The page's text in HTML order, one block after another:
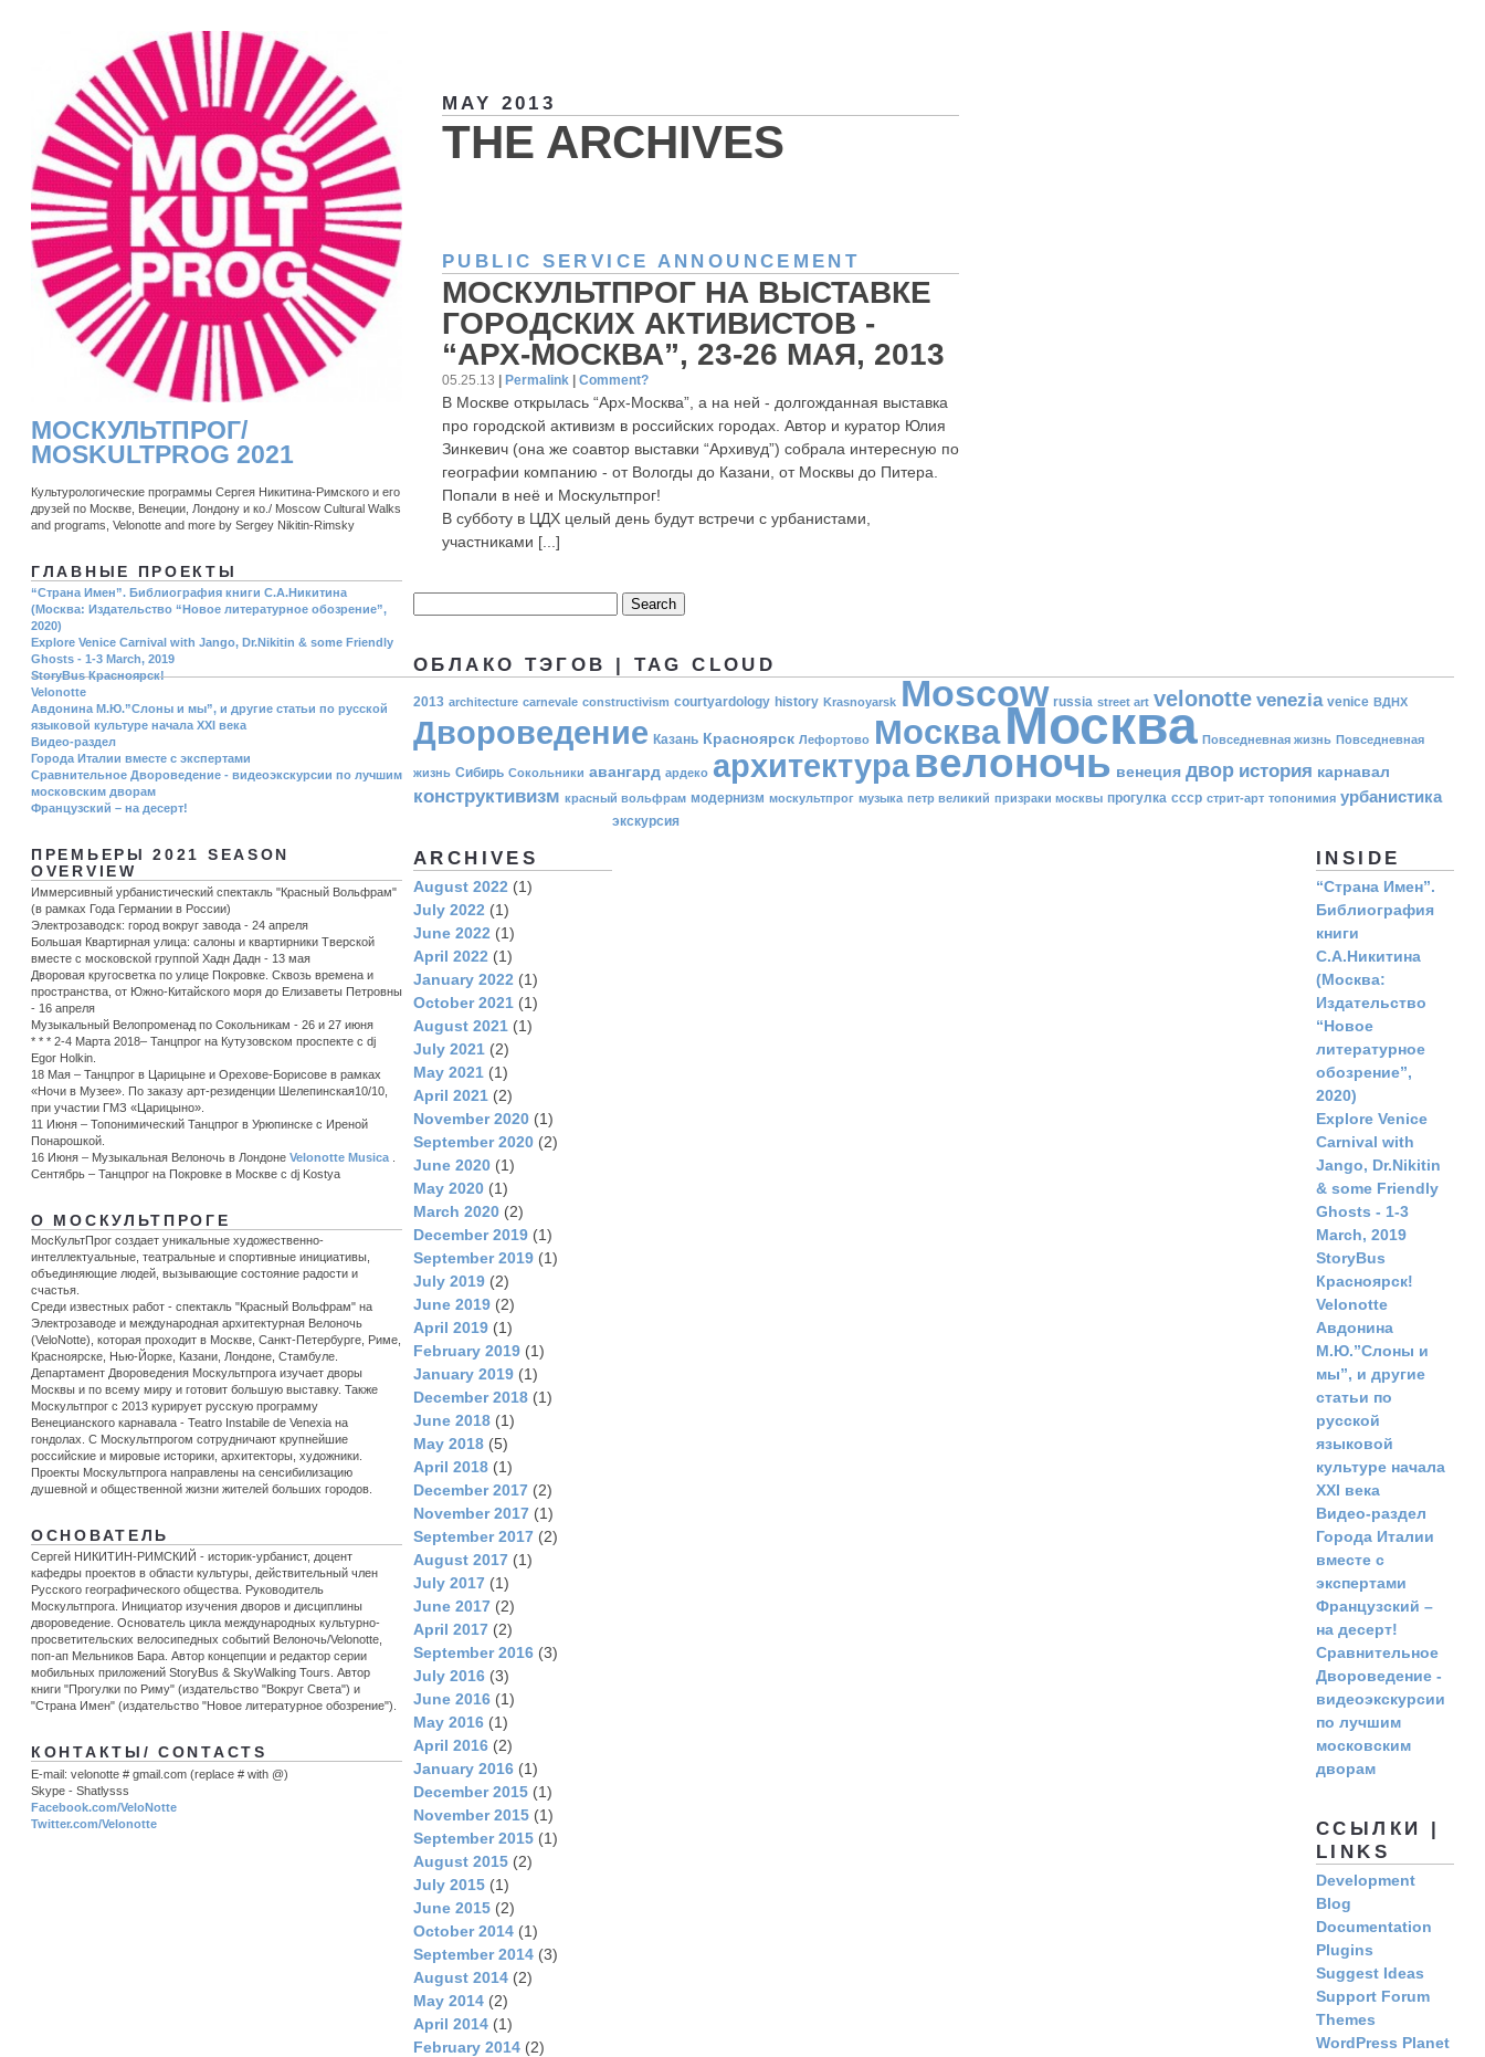
MAY 2013
THE ARCHIVES
PUBLIC SERVICE ANNOUNCEMENT
МОСКУЛЬТПРОГ НА ВЫСТАВКЕ
ГОРОДСКИХ АКТИВИСТОВ -
“АРХ-МОСКВА”, 23-26 МАЯ, 2013
05.25.13 Permalink Comment?
В Москве открылась “Арх-Москва”, а на ней - долгожданная выставка
про городской активизм в российских городах. Автор и куратор Юлия
Зинкевич (она же соавтор выставки “Архивуд”) собрала интересную по
географии компанию - от Вологды до Казани, от Москвы до Питера.
Попали в неё и Москультпрог!
В субботу в ЦДХ целый день будут встречи с урбанистами,
участниками [...]
МОСКУЛЬТПРОГ/
MOSKULTPROG 2021
Культурологические программы Сергея Никитина-Римского и его
друзей по Москве, Венеции, Лондону и ко./ Moscow Cultural Walks
and programs, Velonotte and more by Sergey Nikitin-Rimsky
ГЛАВНЫЕ ПРОЕКТЫ
“Страна Имен”. Библиография книги С.А.Никитина
(Москва: Издательство “Новое литературное обозрение”,
2020)
Explore Venice Carnival with Jango, Dr.Nikitin & some Friendly
Ghosts - 1-3 March, 2019
StoryBus Красноярск!
Velonotte
Авдонина М.Ю.”Слоны и мы”, и другие статьи по русской
языковой культуре начала ХХI века
Видео-раздел
Города Италии вместе с экспертами
Сравнительное Двороведение - видеоэкскурсии по лучшим
московским дворам
Французский – на десерт!
ПРЕМЬЕРЫ 2021 SEASON
OVERVIEW
Иммерсивный урбанистический спектакль "Красный Вольфрам"
(в рамках Года Германии в России)
Электрозаводск: город вокруг завода - 24 апреля
Большая Квартирная улица: салоны и квартирники Тверской
вместе с московской группой Хадн Дадн - 13 мая
Дворовая кругосветка по улице Покровке. Сквозь времена и
пространства, от Южно-Китайского моря до Елизаветы Петровны
- 16 апреля
Музыкальный Велопроменад по Сокольникам - 26 и 27 июня
* * * 2-4 Марта 2018– Танцпрог на Кутузовском проспекте с dj
Egor Holkin.
18 Мая – Танцпрог в Царицыне и Орехове-Борисове в рамках
«Ночи в Музее». По заказу арт-резиденции Шелепинская10/10,
при участии ГМЗ «Царицыно».
11 Июня – Топонимический Танцпрог в Урюпинске c Иреной
Понарошкой.
16 Июня – Музыкальная Велоночь в Лондоне Velonotte Musica
Сентябрь – Танцпрог на Покровке в Москве с dj Kostya
О МОСКУЛЬТПРОГЕ
МосКультПрог создает уникальные художественно-
интеллектуальные, театральные и спортивные инициативы,
объединяющие людей, вызывающие состояние радости и
счастья.
Среди известных работ - спектакль "Красный Вольфрам" на
Электрозаводе и международная архитектурная Велоночь
(VeloNotte), которая проходит в Москве, Санкт-Петербурге, Риме,
Красноярске, Нью-Йорке, Казани, Лондоне, Стамбуле.
Департамент Двороведения Москультпрога изучает дворы
Москвы и по всему миру и готовит большую выставку. Также
Москультпрог с 2013 курирует русскую программу
Венецианского карнавала - Teatro Instabile de Venexia на
гондолах. С Москультпрогом сотрудничают крупнейшие
российские и мировые историки, архитекторы, художники.
Проекты Москультпрога направлены на сенсибилизацию
душевной и общественной жизни жителей больших городов.
ОСНОВАТЕЛЬ
Сергей НИКИТИН-РИМСКИЙ - историк-урбанист, доцент
кафедры проектов в области культуры, действительный член
Русского географического общества. Руководитель
Москультпрога. Инициатор изучения дворов и дисциплины
двороведение. Основатель цикла международных культурно-
просветительских велосипедных событий Велоночь/Velonotte,
поп-ап Мельников Бара. Автор концепции и редактор серии
мобильных приложений StoryBus & SkyWalking Tours. Автор
книги "Прогулки по Риму" (издательство "Вокруг Света") и
"Страна Имен" (издательство "Новое литературное обозрение").
КОНТАКТЫ/ CONTACTS
E-mail: velonotte # gmail.com (replace # with @)
Skype - Shatlysss
Facebook.com/VeloNotte
Twitter.com/Velonotte
ОБЛАКО ТЭГОВ | TAG CLOUD
2013 architecture carnevale constructivism courtyardology history Krasnoyarsk Moscow russia street art velonotte venezia venice ВДНХ
Двороведение Казань Красноярск Лефортово МоскваМосква Повседневная жизнь Повседневная
жизнь Сибирь Сокольники авангард ардеко архитектуравелоночь венеция двор история карнавал
конструктивизм красный вольфрам модернизм москультпрог музыка петр великий призраки москвы прогулка ссср стрит-арт топонимия урбанистика
экскурсия
INSIDE
“Страна Имен”.
Библиография
книги
С.А.Никитина
(Москва:
Издательство
“Новое
литературное
обозрение”,
2020)
Explore Venice
Carnival with
Jango, Dr.Nikitin
& some Friendly
Ghosts - 1-3
March, 2019
StoryBus
Красноярск!
Velonotte
Авдонина
М.Ю.”Слоны и
мы”, и другие
статьи по
русской
языковой
культуре начала
ХХI века
Видео-раздел
Города Италии
вместе с
экспертами
Французский –
на десерт!
Сравнительное
Двороведение -
видеоэкскурсии
по лучшим
московским
дворам
ССЫЛКИ |
LINKS
Development
Blog
Documentation
Plugins
Suggest Ideas
Support Forum
Themes
WordPress Planet
ARCHIVES
August 2022 (1)
July 2022 (1)
June 2022 (1)
April 2022 (1)
January 2022 (1)
October 2021 (1)
August 2021 (1)
July 2021 (2)
May 2021 (1)
April 2021 (2)
November 2020 (1)
September 2020 (2)
June 2020 (1)
May 2020 (1)
March 2020 (2)
December 2019 (1)
September 2019 (1)
July 2019 (2)
June 2019 (2)
April 2019 (1)
February 2019 (1)
January 2019 (1)
December 2018 (1)
June 2018 (1)
May 2018 (5)
April 2018 (1)
December 2017 (2)
November 2017 (1)
September 2017 (2)
August 2017 (1)
July 2017 (1)
June 2017 (2)
April 2017 (2)
September 2016 (3)
July 2016 (3)
June 2016 (1)
May 2016 (1)
April 2016 (2)
January 2016 (1)
December 2015 (1)
November 2015 (1)
September 2015 (1)
August 2015 (2)
July 2015 (1)
June 2015 (2)
October 2014 (1)
September 2014 (3)
August 2014 (2)
May 2014 (2)
April 2014 (1)
February 2014 (2)